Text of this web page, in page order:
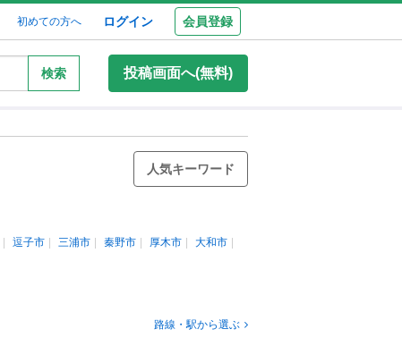
初めての方へ ログイン 会員登録
検索 投稿画面へ(無料)
人気キーワード
逗子市 三浦市 秦野市 厚木市
大和市
路線・駅から選ぶ